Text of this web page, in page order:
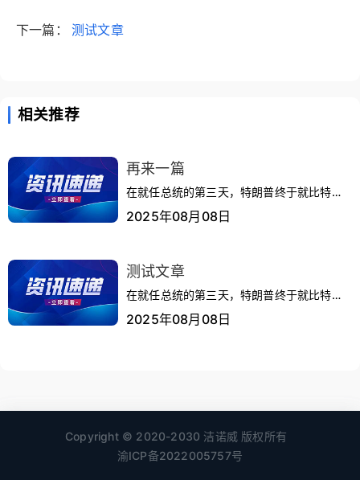
下一篇： 测试文章
相关推荐
再来一篇
在就任总统的第三天，特朗普终于就比特币
国家储备的问题作出回应。1月23日，他签
地位。为兑现建立比特币国家储备的承诺，
特朗普指示白宫加密主管、财政部长、证监
评估建立数字资产储备的可行性，并制...
2025年08月08日
测试文章
在就任总统的第三天，特朗普终于就比特币
国家储备的问题作出回应。1月23日，他签
会主席等相关部门负责人组建专门工作组，
评估建立数字资产储备的可行性，并制...
2025年08月08日
Copyright © 2020-2030 洁诺威 版权所有
渝ICP备2022005757号